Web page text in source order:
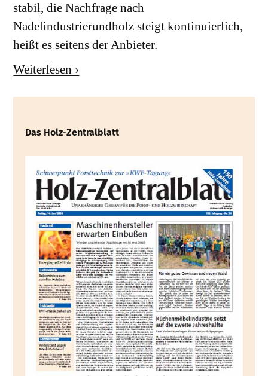
stabil, die Nachfrage nach
Nadelindustrierundholz steigt kontinuierlich,
heißt es seitens der Anbieter.
Weiterlesen ›
Das Holz-Zentralblatt